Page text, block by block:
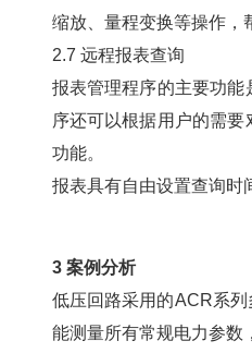
缩放、量程变换等操作，
2.7 远程报表查询
报表管理程序的主要功
序还可以根据用户的需
功能。
报表具有自由设置查询时
3 案例分析
低压回路采用的ACR系
能测量所有常规电力参数